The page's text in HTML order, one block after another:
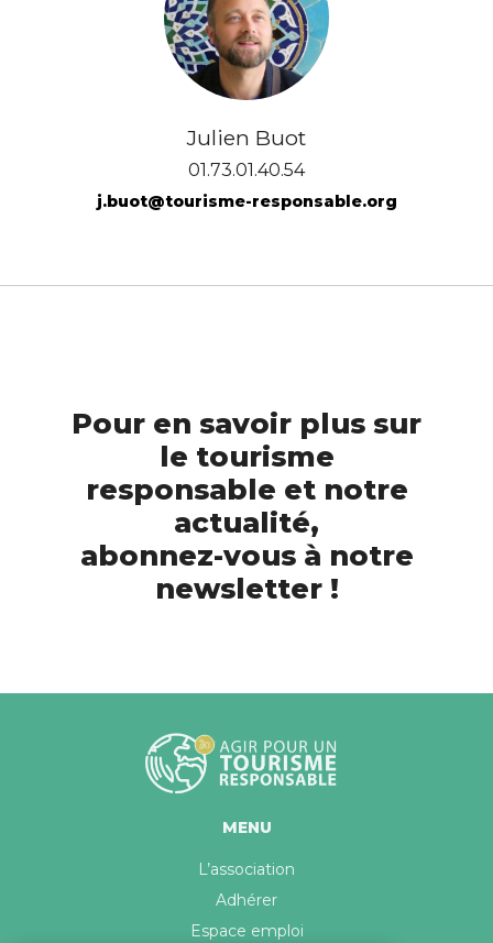
Julien Buot
01.73.01.40.54
j.buot@tourisme-responsable.org
Pour en savoir plus sur
le tourisme
responsable et notre
actualité,
abonnez-vous à notre
newsletter !
MENU
L’association
Adhérer
Espace emploi